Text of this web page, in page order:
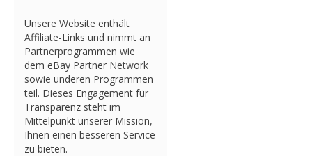
Unsere Website enthält
Affiliate-Links und nimmt an
Partnerprogrammen wie
dem eBay Partner Network
sowie underen Programmen
teil. Dieses Engagement für
Transparenz steht im
Mittelpunkt unserer Mission,
Ihnen einen besseren Service
zu bieten.